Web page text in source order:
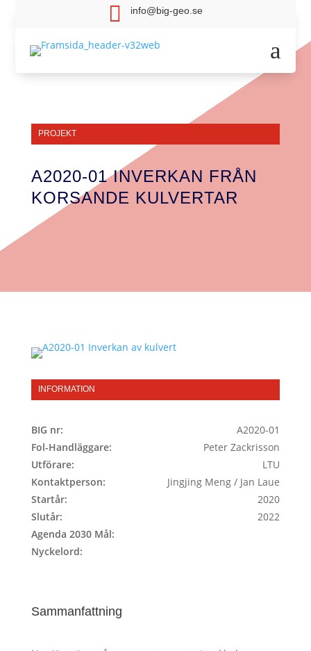
 info@big-geo.se
a
PROJEKT
A2020-01 INVERKAN FRÅN
KORSANDE KULVERTAR
INFORMATION
BIG nr:
A2020-01
Fol-Handläggare:
Peter Zackrisson
Utförare:
LTU
Kontaktperson:
Jingjing Meng / Jan Laue
Startår:
2020
Slutår:
2022
Agenda 2030 Mål:
Nyckelord:
Sammanfattning